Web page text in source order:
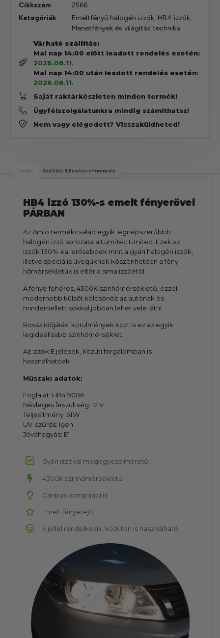
Cikkszám
2566
Kategóriák
Emeltfényű halogén izzók, HB4 izzók,
Menetfények és világítás technika
Várható szállítás:
Mai nap 14:00 előtt leadott rendelés esetén:
2026.08.11.
Mai nap 14:00 után leadott rendelés esetén:
2026.08.11.
Saját raktárkészleten minden termék!
Ügyfélszolgálatunkra mindig számíthatsz!
Nem vagy elégedett? Visszaküldheted!
Leírás Szállítási & Fizetési információk
HB4 izzó 130%-s emelt fényerővel
PÁRBAN
Az Amio termékcsalád egyik legnépszerűbbb
halogén izzó sorozata a LumiTec Limited. Ezek az
izzók 130%-kal erősebbek mint a gyári halogén izzók,
illetve speciális üvegüknek köszönhetően a fény
hőmérsékletük is eltér a sima izzóétól.
A fénye fehéres, 4300K színhőmérsékletű, ezzel
modernebb külsőt kölcsönöz az autónak és
mindemellett sokkal jobban lehet vele látni.
Rossz időjárási körülmények közt is ez az egyik
legideálisabb színhőmérséklet.
Az izzók E jelesek, közúti forgalomban is
használhatóak
Műszaki adatok:
Foglalat: HB4 9006
Névleges feszültség: 12 V
Teljesítmény: 51W
UV-szűrős: Igen
Jóváhagyás: E1
Gyári izzóval megegyező méretű
4300K színhőmérsékletű
Canbus kompatibilis
Emelt fényerejű
E jellel rendelkezik, közúton is használható